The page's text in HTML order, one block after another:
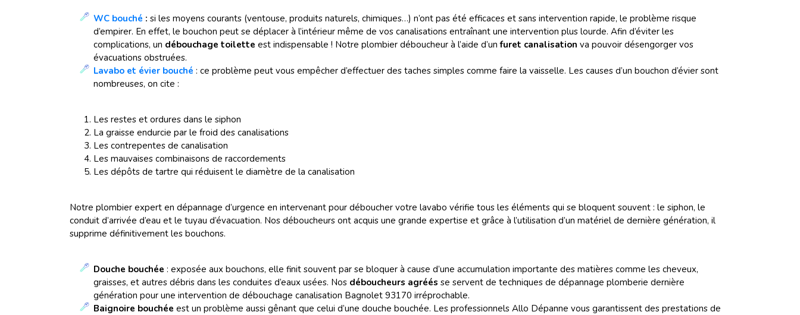
WC bouché : si les moyens courants (ventouse, produits naturels, chimiques…) n’ont pas été efficaces et sans intervention rapide, le problème risque
d’empirer. En effet, le bouchon peut se déplacer à l’intérieur même de vos canalisations entraînant une intervention plus lourde. Afin d’éviter les
complications, un débouchage toilette est indispensable ! Notre plombier déboucheur à l’aide d’unfuret canalisation va pouvoir désengorger vos
évacuations obstruées.
Lavabo et évier bouché : ce problème peut vous empêcher d’effectuer des taches simples comme faire la vaisselle. Les causes d’un bouchon d’évier sont
nombreuses, on cite :
Les restes et ordures dans le siphon
La graisse endurcie par le froid des canalisations
Les contrepentes de canalisation
Les mauvaises combinaisons de raccordements
Les dépôts de tartre qui réduisent le diamètre de la canalisation
Notre plombier expert en dépannage d’urgence en intervenant pour déboucher votre lavabo vérifie tous les éléments qui se bloquent souvent : le siphon, le
conduit d’arrivée d’eau et le tuyau d’évacuation. Nos déboucheurs ont acquis une grande expertise et grâce à l’utilisation d’un matériel de dernière génération, il
supprime définitivement les bouchons.
Douche bouchée : exposée aux bouchons, elle finit souvent par se bloquer à cause d’une accumulation importante des matières comme les cheveux,
graisses, et autres débris dans les conduites d’eaux usées. Nos déboucheurs agréés se servent de techniques de dépannage plomberie dernière
génération pour une intervention de débouchage canalisation Bagnolet 93170 irréprochable.
Baignoire bouchée est un problème aussi gênant que celui d’une douche bouchée. Les professionnels Allo Dépanne vous garantissent des prestations de